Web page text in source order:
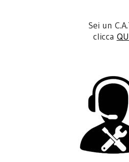
Sei un
clicca